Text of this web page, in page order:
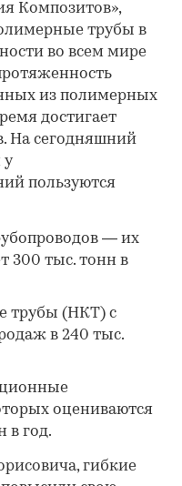
Композитов»,
трубы в
во всем мире
из полимерных
достигает
На сегодняшний
у
пользуются
— их
300 тыс. тонн в
трубы (НКТ) с
в 240 тыс.
оцениваются
в год.
гибкие